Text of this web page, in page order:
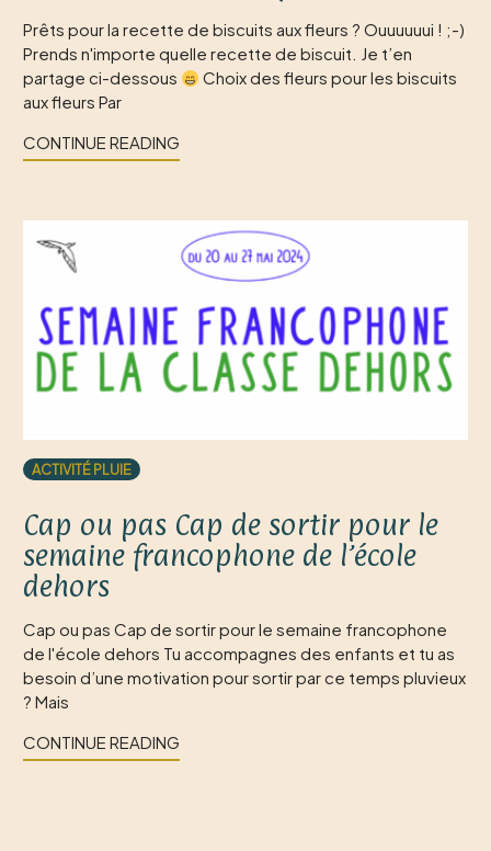
Prêts pour la recette de biscuits aux fleurs ? Ouuuuuui ! ;-)
Prends n'importe quelle recette de biscuit. Je t’en
partage ci-dessous
Choix des fleurs pour les biscuits
aux fleurs Par
CONTINUE READING
ACTIVITÉ PLUIE
Cap ou pas Cap de sortir pour le
semaine francophone de l’école
dehors
Cap ou pas Cap de sortir pour le semaine francophone
de l'école dehors Tu accompagnes des enfants et tu as
besoin d’une motivation pour sortir par ce temps pluvieux
? Mais
CONTINUE READING